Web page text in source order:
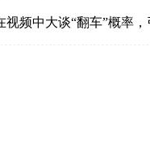
频中大谈“翻车”概率，